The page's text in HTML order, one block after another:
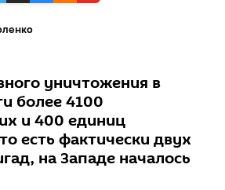
уничтожения в
более 4100
и 400 единиц
есть фактически двух
на Западе началось